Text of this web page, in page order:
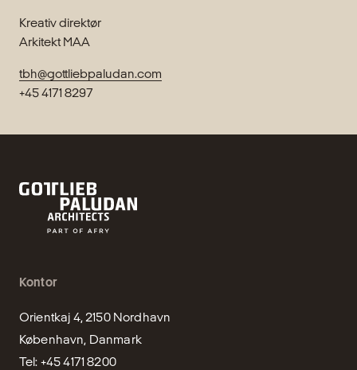
Kreativ direktør
Arkitekt MAA
tbh@gottliebpaludan.com
+45 4171 8297
Kontor
Orientkaj 4, 2150 Nordhavn
København, Danmark
Tel: +45 4171 8200